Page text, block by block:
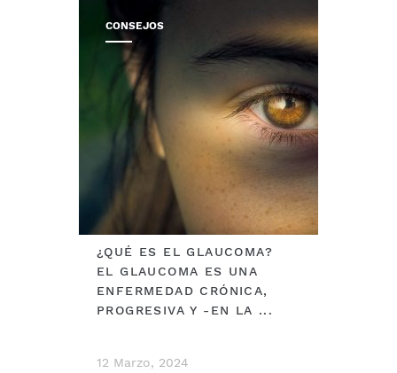
CONSEJOS
¿QUÉ ES EL GLAUCOMA?
EL GLAUCOMA ES UNA
ENFERMEDAD CRÓNICA,
PROGRESIVA Y -EN LA ...
12 Marzo, 2024